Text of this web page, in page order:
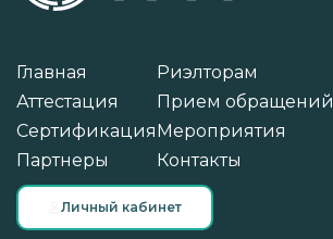
Главная
Аттестация
Сертификация
Партнеры
Риэлторам
Прием обращений
Мероприятия
Контакты
Личный кабинет